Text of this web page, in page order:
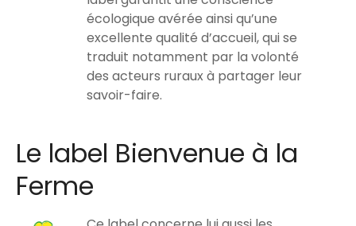
écologique avérée ainsi qu’une
excellente qualité d’accueil, qui se
traduit notamment par la volonté
des acteurs ruraux à partager leur
savoir-faire.
Le label Bienvenue à la
Ferme